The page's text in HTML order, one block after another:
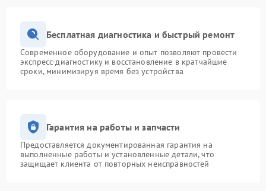
Бесплатная диагностика и быстрый ремонт
Современное оборудование и опыт позволяют провести
экспресс-диагностику и восстановление в кратчайшие
сроки, минимизируя время без устройства
Гарантия на работы и запчасти
Предоставляется документированная гарантия на
выполненные работы и установленные детали, что
защищает клиента от повторных неисправностей